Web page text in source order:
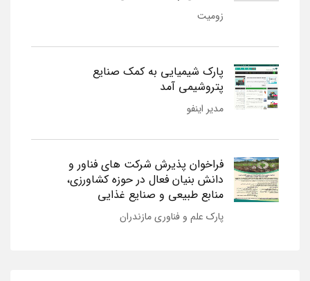
زومیت
پارک شیمیایی به کمک صنایع
پتروشیمی آمد
مدیر اینفو
فراخوان پذیرش شرکت های فناور و
دانش بنیان فعال در حوزه کشاورزی،
منابع طبیعی و صنایع غذایی
پارک علم و فناوری مازندران